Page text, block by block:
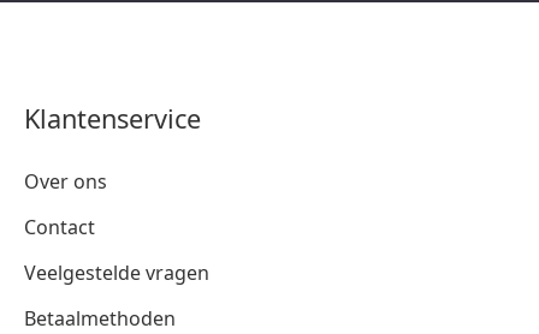
Klantenservice
Over ons
Contact
Veelgestelde vragen
Betaalmethoden